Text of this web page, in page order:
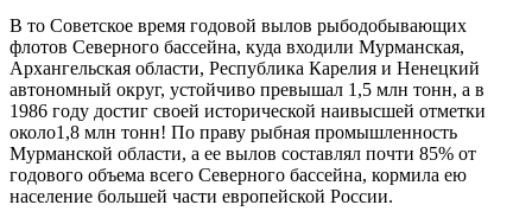
В то Советское время годовой вылов рыбодобывающих
флотов Северного бассейна, куда входили Мурманская,
Архангельская области, Республика Карелия и Ненецкий
автономный округ, устойчиво превышал 1,5 млн тонн, а в
1986 году достиг своей исторической наивысшей отметки
около1,8 млн тонн! По праву рыбная промышленность
Мурманской области, а ее вылов составлял почти 85% от
годового объема всего Северного бассейна, кормила ею
население большей части европейской России.